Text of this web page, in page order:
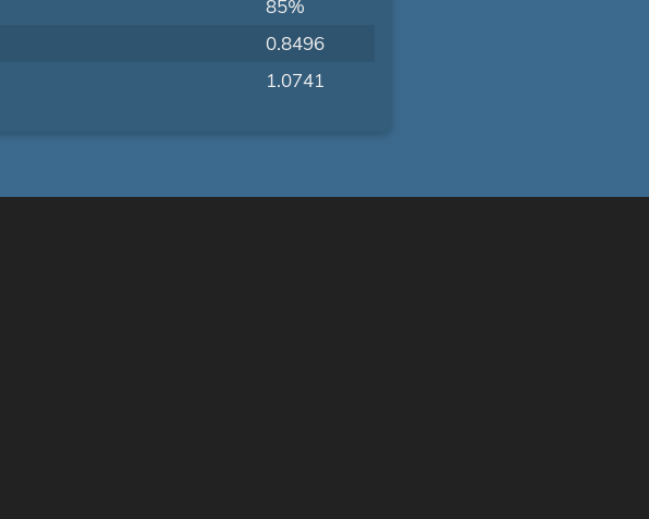
85%
0.8496
1.0741